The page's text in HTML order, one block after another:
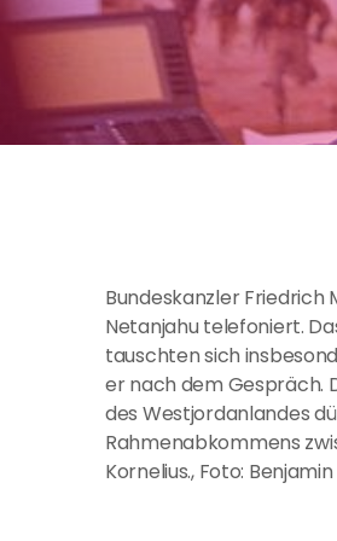
Bundeskanzler
Netanjahu telefoniert.
tauschten sich
er nach dem Gespräch.
des Westjordanlandes
Rahmenabkommens
Kornelius., Foto: